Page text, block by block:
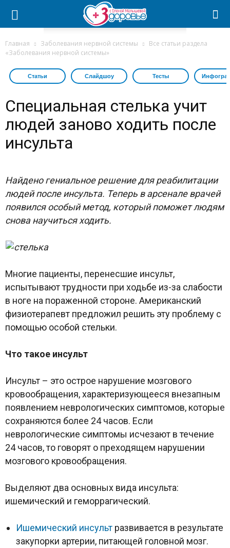
Главная Заболевания нервной системы
Все статьи раздела
«Заболевания нервной системы»
Статьи Слайдшоу Тесты
Специальная стелька учит
людей заново ходить после
инсульта
Найдено гениальное решение для реабилитации
людей после инсульта. Теперь в арсенале врачей
появился особый метод, который поможет людям
снова научиться ходить.
Многие пациенты, перенесшие инсульт,
испытывают трудности при ходьбе из-за слабости
в ноге на пораженной стороне. Американский
физиотерапевт предложил решить эту проблему с
помощью особой стельки.
Что такое инсульт
Инсульт – это острое нарушение мозгового
кровообращения, характеризующееся внезапным
появлением неврологических симптомов, которые
сохраняются более 24 часов. Если
неврологические симптомы исчезают в течение
24 часов, то говорят о преходящем нарушении
мозгового кровообращения.
Выделяют два основных вида инсульта:
ишемический и геморрагический.
Ишемический инсульт развивается в результате
закупорки артерии, питающей головной мозг.